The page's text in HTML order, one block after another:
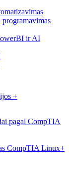
ir AI
+
pagal CompTIA
CompTIA Linux+